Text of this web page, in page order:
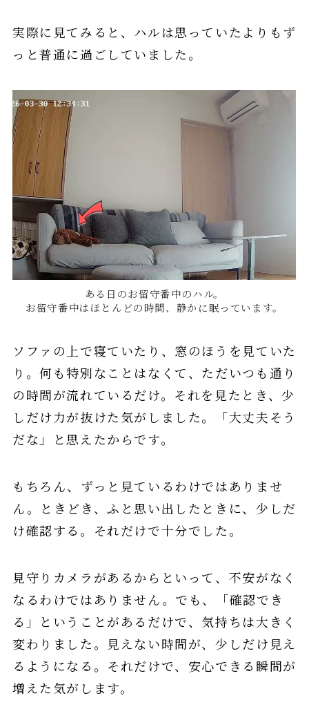
実際に見てみると、ハルは思っていたよりもず
っと普通に過ごしていました。
ある日のお留守番中のハル。
お留守番中はほとんどの時間、静かに眠っています。
ソファの上で寝ていたり、窓のほうを見ていた
り。何も特別なことはなくて、ただいつも通り
の時間が流れているだけ。それを見たとき、少
しだけ力が抜けた気がしました。「大丈夫そう
だな」と思えたからです。
もちろん、ずっと見ているわけではありませ
ん。ときどき、ふと思い出したときに、少しだ
け確認する。それだけで十分でした。
見守りカメラがあるからといって、不安がなく
なるわけではありません。でも、「確認でき
る」ということがあるだけで、気持ちは大きく
変わりました。見えない時間が、少しだけ見え
るようになる。それだけで、安心できる瞬間が
増えた気がします。